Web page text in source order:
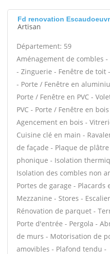
Fd renovation
Artisan
Département: 59
Aménagement de combles
- Zinguerie - Fenêtre de toit
- Porte / Fenêtre en
Porte / Fenêtre en PVC -
PVC - Porte / Fenêtre en
Agencement en bois -
Cuisine clé en main -
de façade - Plaque de
phonique - Isolation
Isolation des combles non
Portes de garage -
Mezzanine - Stores -
Rénovation de parquet -
Porte d'entrée - Pergola -
de murs - Motorisation de
amovibles - Plafond tendu -